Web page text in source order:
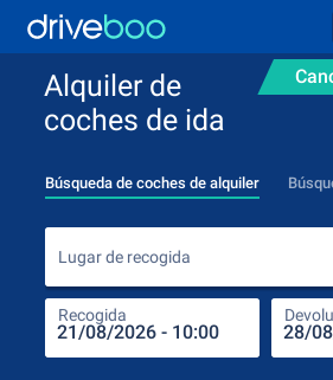
Alquiler de
coches de ida
Búsqueda de coches de alquiler
Lugar de recogida
Recogida